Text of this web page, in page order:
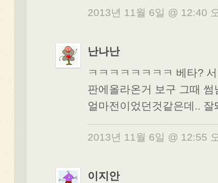
2013년 11월 6일 @ 12:40
난나난
ㅋㅋㅋㅋㅋㅋㅋㅋ 베타?
판에올라온거 보구 그때
얼마전이었던것같은데..
2013년 11월 6일 @ 12:55
이지안